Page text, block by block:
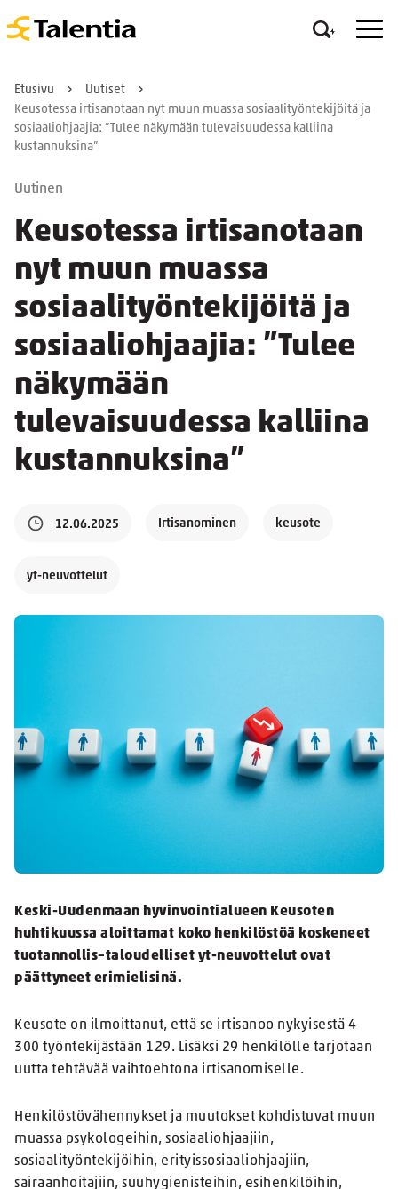
Etusivu
Uutiset
Keusotessa irtisanotaan nyt muun muassa sosiaalityöntekijöitä ja
sosiaaliohjaajia: ”Tulee näkymään tulevaisuudessa kalliina
kustannuksina”
Uutinen
Keusotessa irtisanotaan
nyt muun muassa
sosiaalityöntekijöitä ja
sosiaaliohjaajia: ”Tulee
näkymään
tulevaisuudessa kalliina
kustannuksina”
12.06.2025 Irtisanominen keusote
yt-neuvottelut
Keski-Uudenmaan hyvinvointialueen Keusoten
huhtikuussa aloittamat koko henkilöstöä koskeneet
tuotannollis–taloudelliset yt-neuvottelut ovat
päättyneet erimielisinä.
Keusote on ilmoittanut, että se irtisanoo nykyisestä 4
300 työntekijästään 129. Lisäksi 29 henkilölle tarjotaan
uutta tehtävää vaihtoehtona irtisanomiselle.
Henkilöstövähennykset ja muutokset kohdistuvat muun
muassa psykologeihin, sosiaaliohjaajiin,
sosiaalityöntekijöihin, erityissosiaaliohjaajiin,
sairaanhoitajiin, suuhygienisteihin, esihenkilöihin,